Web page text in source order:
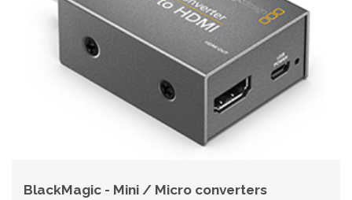
BlackMagic - Mini / Micro converters